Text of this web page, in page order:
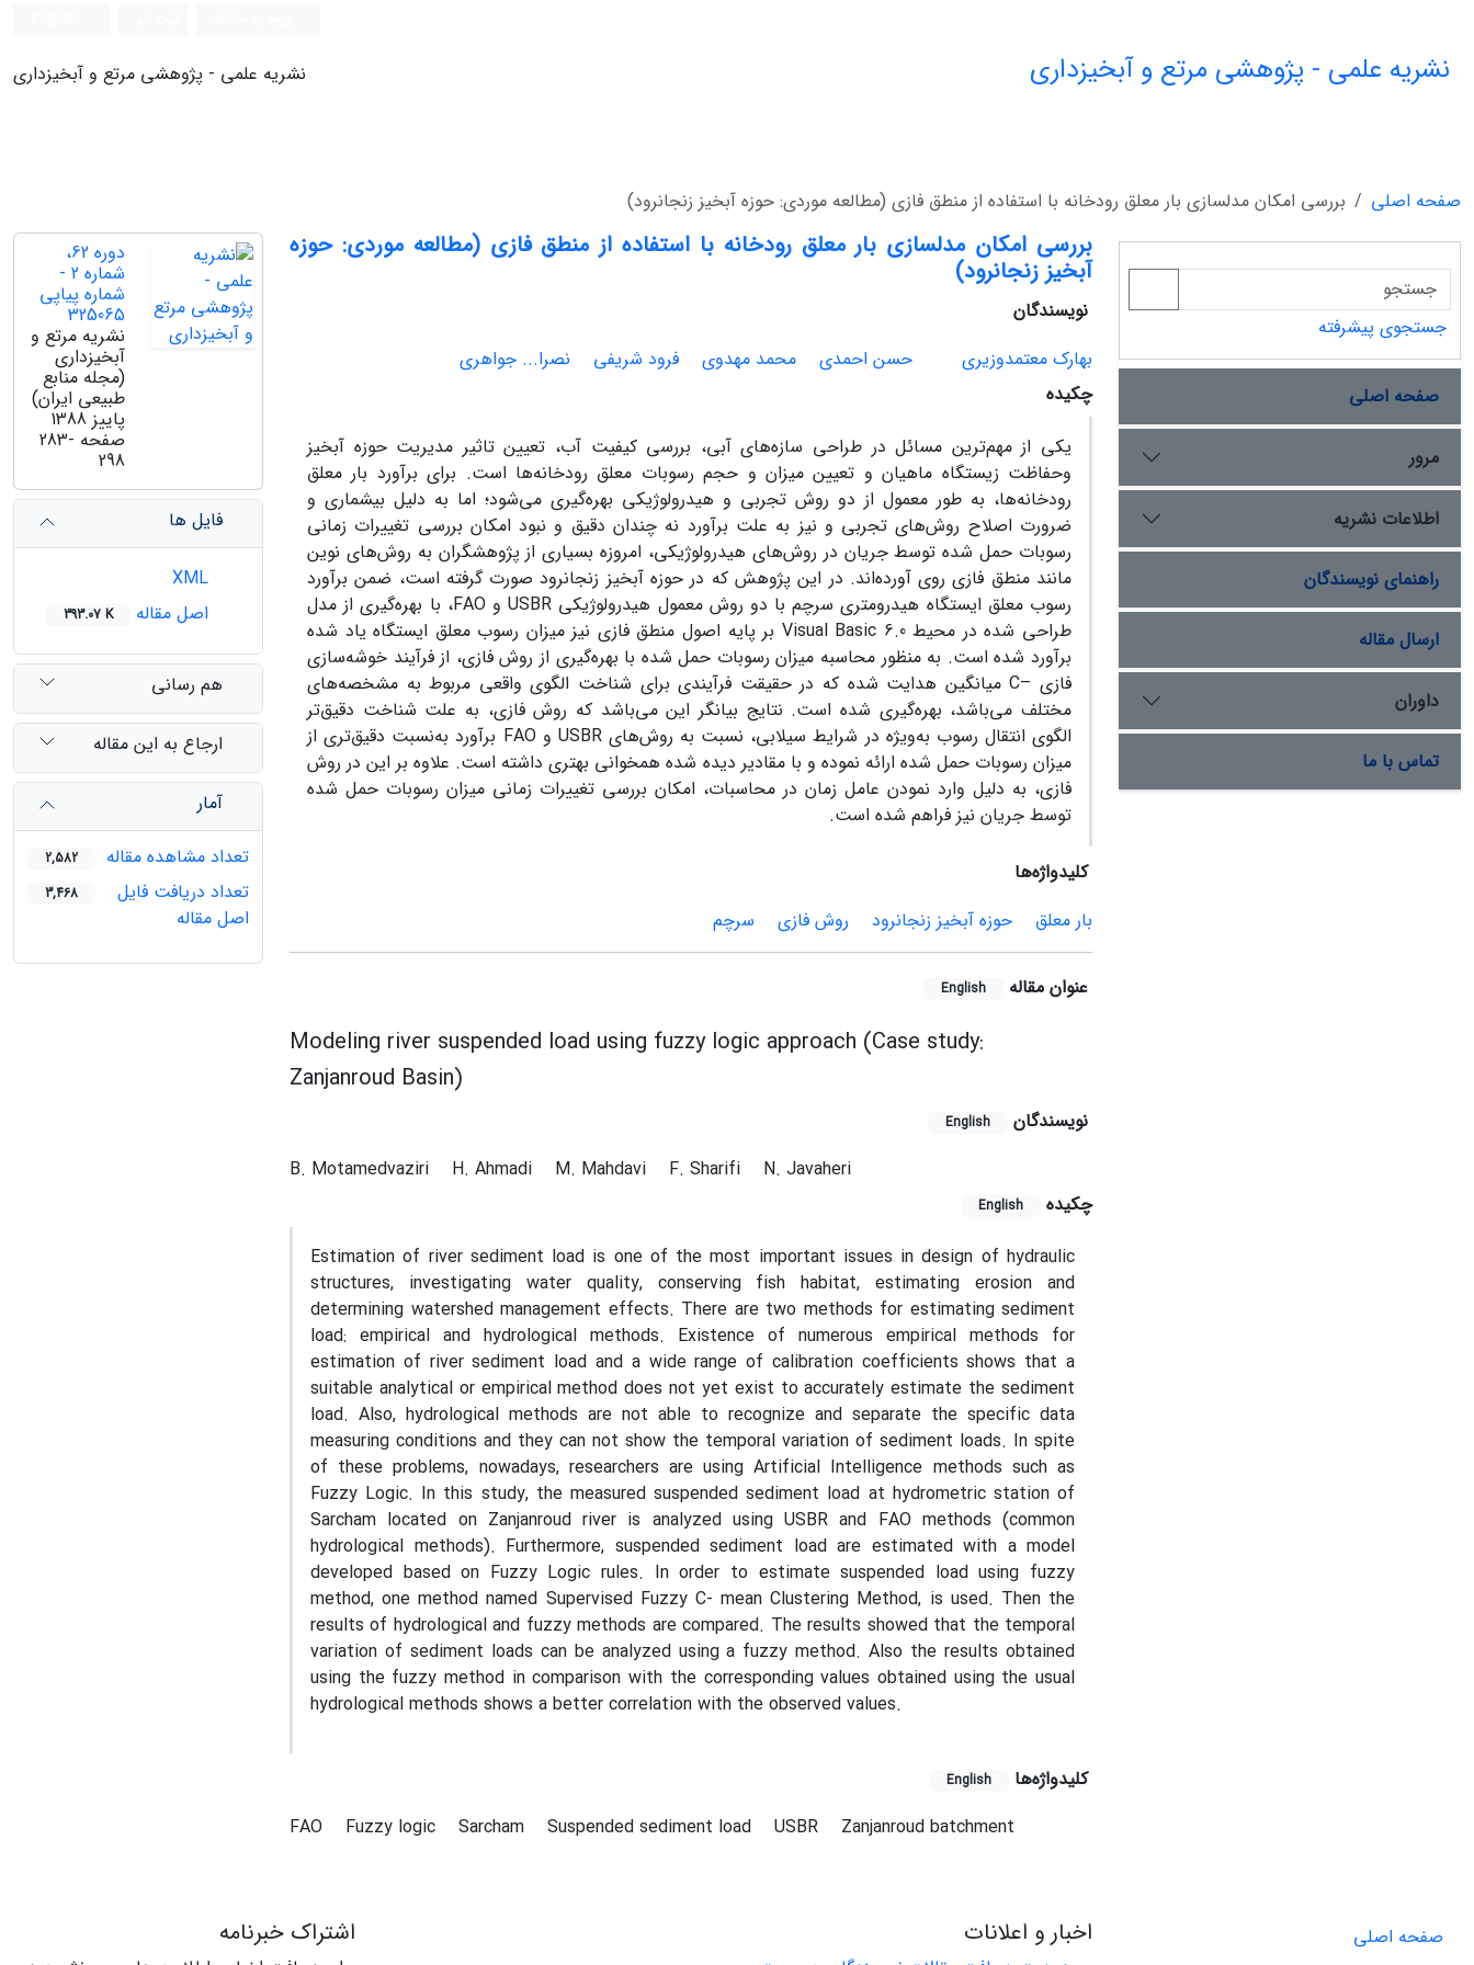
نشریه علمی - پژوهشی مرتع و آبخیزداری نشریه علمی - پژوهشی مرتع و آبخیزداری
صفحه اصلی بررسی امکان مدلسازی بار معلق رودخانه با استفاده از منطق فازی (مطالعه موردی: حوزه آبخیز زنجانرود)
بررسی امکان مدلسازی بار معلق رودخانه با استفاده از منطق فازی (مطالعه موردی: حوزه
آبخیز زنجانرود)
نویسندگان
بهارک معتمدوزیری
حسن احمدی محمد مهدوی فرود شریفی
نصرا... جواهری
چکیده
یکی از مهم‌ترین مسائل در طراحی سازه‌های آبی، بررسی کیفیت آب، تعیین تاثیر مدیریت حوزه آبخیز
وحفاظت زیستگاه ماهیان و تعیین میزان و حجم رسوبات معلق رودخانه‌ها است. برای برآورد بار معلق
رودخانه‌ها، به طور معمول از دو روش تجربی و هیدرولوژیکی بهره‌گیری می‌شود؛ اما به دلیل بیشماری و
ضرورت اصلاح روش‌های تجربی و نیز به علت برآورد نه چندان دقیق و نبود امکان بررسی تغییرات زمانی
رسوبات حمل شده توسط جریان در روش‌های هیدرولوژیکی، امروزه بسیاری از پژوهشگران به روش‌های نوین
مانند منطق فازی روی آورده‌اند. در این پژوهش که در حوزه آبخیز زنجانرود صورت گرفته است، ضمن برآورد
رسوب معلق ایستگاه هیدرومتری سرچم با دو روش معمول هیدرولوژیکی USBR و FAO، با بهره‌گیری از مدل
طراحی شده در محیط Visual Basic 6.0 بر پایه اصول منطق فازی نیز میزان رسوب معلق ایستگاه یاد شده
برآورد شده است. به منظور محاسبه میزان رسوبات حمل شده با بهره‌گیری از روش فازی، از فرآیند خوشه‌سازی
فازی –C میانگین هدایت شده که در حقیقت فرآیندی برای شناخت الگوی واقعی مربوط به مشخصه‌های
مختلف می‌باشد، بهره‌گیری شده است. نتایج بیانگر این می‌باشد که روش فازی، به علت شناخت دقیق‌تر
الگوی انتقال رسوب به‌ویژه در شرایط سیلابی، نسبت به روش‌های USBR و FAO برآورد به‌نسبت دقیق‌تری از
میزان رسوبات حمل شده ارائه نموده و با مقادیر دیده شده همخوانی بهتری داشته است. علاوه بر این در روش
فازی، به دلیل وارد نمودن عامل زمان در محاسبات، امکان بررسی تغییرات زمانی میزان رسوبات حمل شده
توسط جریان نیز فراهم شده است.
کلیدواژه‌ها
بار معلق
حوزه آبخیز زنجانرود روش فازی سرچم
عنوان مقاله English
Modeling river suspended load using fuzzy logic approach (Case study:
Zanjanroud Basin)
نویسندگان English
B. Motamedvaziri H. Ahmadi M. Mahdavi F. Sharifi
N. Javaheri
چکیده
English
Estimation of river sediment load is one of the most important issues in design of hydraulic
structures, investigating water quality, conserving fish habitat, estimating erosion and
determining watershed management effects. There are two methods for estimating sediment
load: empirical and hydrological methods. Existence of numerous empirical methods for
estimation of river sediment load and a wide range of calibration coefficients shows that a
suitable analytical or empirical method does not yet exist to accurately estimate the sediment
load. Also, hydrological methods are not able to recognize and separate the specific data
measuring conditions and they can not show the temporal variation of sediment loads. In spite
of these problems, nowadays, researchers are using Artificial Intelligence methods such as
Fuzzy Logic. In this study, the measured suspended sediment load at hydrometric station of
Sarcham located on Zanjanroud river is analyzed using USBR and FAO methods (common
hydrological methods). Furthermore, suspended sediment load are estimated with a model
developed based on Fuzzy Logic rules. In order to estimate suspended load using fuzzy
method, one method named Supervised Fuzzy C- mean Clustering Method, is used. Then the
results of hydrological and fuzzy methods are compared. The results showed that the temporal
variation of sediment loads can be analyzed using a fuzzy method. Also the results obtained
using the fuzzy method in comparison with the corresponding values obtained using the usual
hydrological methods shows a better correlation with the observed values.
کلیدواژه‌ها English
FAO Fuzzy logic Sarcham Suspended sediment load USBR Zanjanroud batchment
دوره 62،
شماره 2 -
شماره پیاپی
325065
نشریه مرتع و
آبخیزداری
(مجله منابع
طبیعی ایران)
پاییز 1388
صفحه 283-
298
فایل ها
اصل مقاله
393.07 K
هم رسانی
ارجاع به این مقاله
آمار
تعداد مشاهده مقاله
2,582
تعداد دریافت فایل
اصل مقاله
3,468
جستجوی پیشرفته
صفحه اصلی
مرور
اطلاعات نشریه
راهنمای نویسندگان
ارسال مقاله
داوران
تماس با ما
صفحه اصلی
اخبار و اعلانات اشتراک خبرنامه